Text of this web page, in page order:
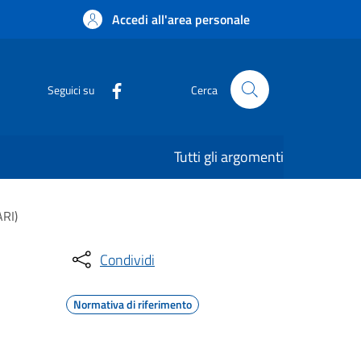
Accedi all'area personale
Seguici su Cerca
Tutti gli argomenti
Condividi
Normativa di riferimento